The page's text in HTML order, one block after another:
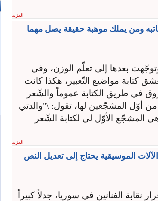
المزيد
ومن يملك موهبة حقيقة يصل مهما
بعدها إلى تعلّم الوزن، وفي
كتابة مواضيع التّعبير، هكذا كانت
في طريق الكتابة عموماً والشّعر
أوّل المشجّعين لها، تقول: \"والدتي
الأوّل لي لكتابة الشّعر
المزيد
الموسيقية يحتاج إلى تعديل النص
30/7/ 2026، أثار قرار نقابة الفنانين في سوريا، جدلاً كبيراً